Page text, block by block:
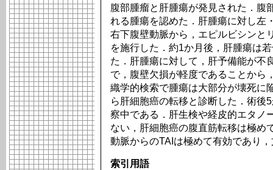
腹部腫瘤と肝腫瘍が発見された．腹
れる腫瘍を認めた．肝腫瘍に対し左
右下腹壁動脈から，エピルビシンと
を施行した．約1か月後，肝腫瘍は
た．肝腫瘍に対して，肝予備能が不
で，腹壁欠損が軽度であることから
織学的検索で腫瘍は大部分が壊死に
ら肝細胞癌の転移と診断した．術後
察中である．肝生検や経皮的エタノ
ない，肝細胞癌の腹直筋転移は極め
動脈からのTAIは極めて有効であり
索引用語